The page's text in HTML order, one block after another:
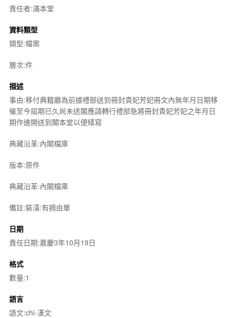
責任者:滿本堂
資料類型
類型:檔案
層次:件
描述
事由:移付典籍廳為前據禮部送到冊封貴妃芳妃冊文內無年月日期移
催至今屆期已久尚未送閣應請轉行禮部急將冊封貴妃芳妃之年月日
期作速開送到閣本堂以便繕寫
典藏沿革:內閣檔庫
版本:原件
典藏沿革:內閣檔庫
備註:裝潢:有摘由單
日期
責任日期:嘉慶3年10月19日
格式
數量:1
語言
語文:chi-漢文